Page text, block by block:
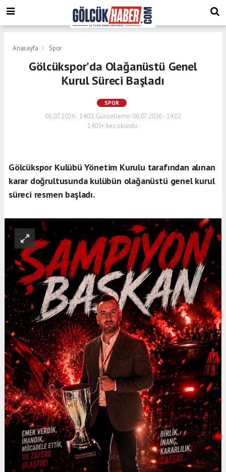
Anasayfa Spor
Gölcükspor'da Olağanüstü Genel
Kurul Süreci Başladı
SPOR
06.07.2026 - 14:02, Güncelleme: 06.07.2026 - 14:02
1405+ kez okundu.
Gölcükspor Kulübü Yönetim Kurulu tarafından alınan
karar doğrultusunda kulübün olağanüstü genel kurul
süreci resmen başladı.